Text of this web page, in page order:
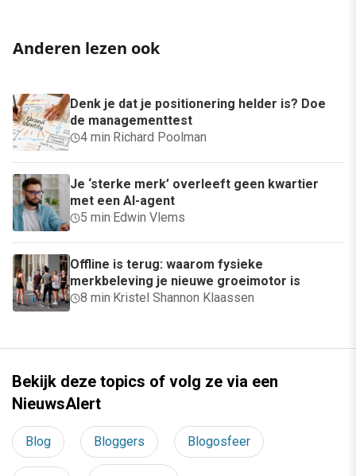
Anderen lezen ook
Denk je dat je positionering helder is? Doe
de managementtest
4 min· Richard Poolman
Je ‘sterke merk’ overleeft geen kwartier
met een AI-agent
5 min· Edwin Vlems
Offline is terug: waarom fysieke
merkbeleving je nieuwe groeimotor is
8 min· Kristel Shannon Klaassen
Bekijk deze topics of volg ze via een
NieuwsAlert
Blog Bloggers Blogosfeer